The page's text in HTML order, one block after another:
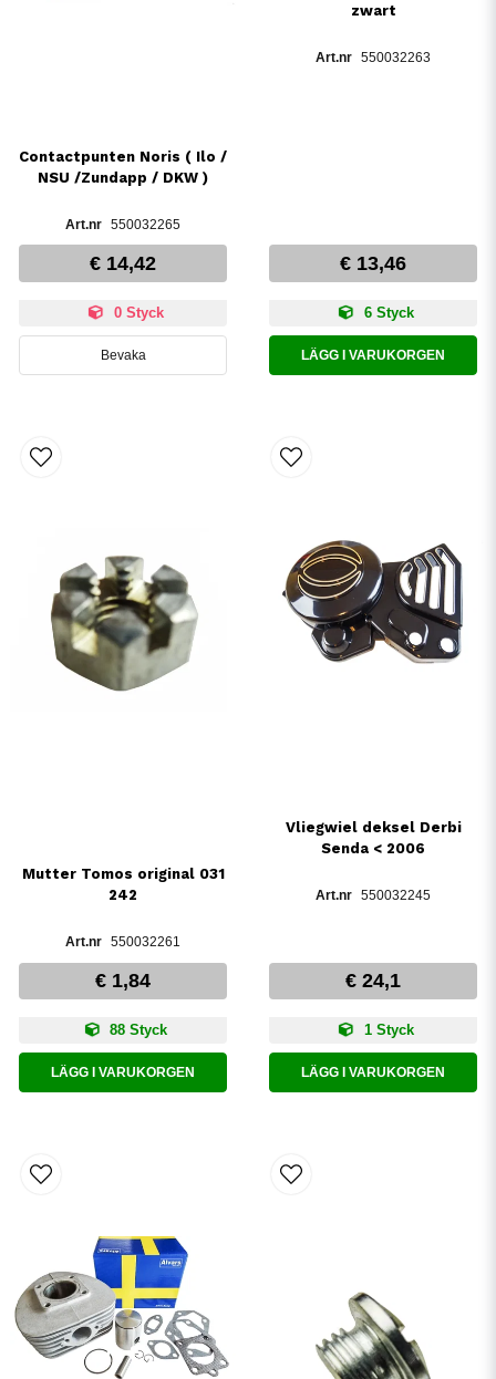
Contactpunten Noris ( Ilo /
NSU /Zundapp / DKW )
550032265
€ 14,42
0 Styck
Bevaka
zwart
550032263
€ 13,46
6 Styck
LÄGG I VARUKORGEN
Mutter Tomos original 031
242
550032261
€ 1,84
88 Styck
LÄGG I VARUKORGEN
Vliegwiel deksel Derbi
Senda < 2006
550032245
€ 24,1
1 Styck
LÄGG I VARUKORGEN